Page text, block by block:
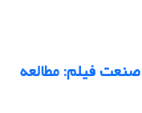
فیلم: مطالعه